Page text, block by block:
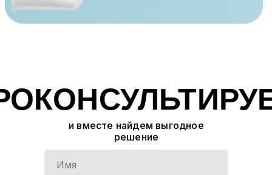
и вместе найдем выгодное
решение